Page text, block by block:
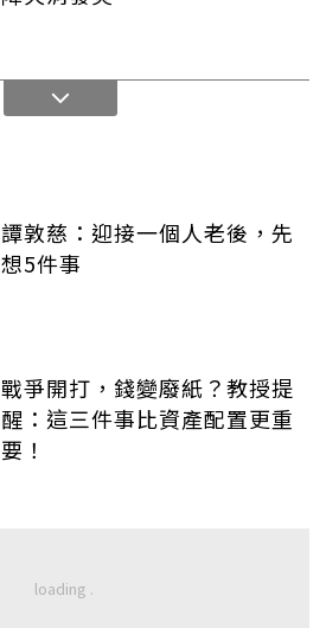
譚敦慈：迎接一個人老後，先
想5件事
戰爭開打，錢變廢紙？教授提
醒：這三件事比資產配置更重
要！